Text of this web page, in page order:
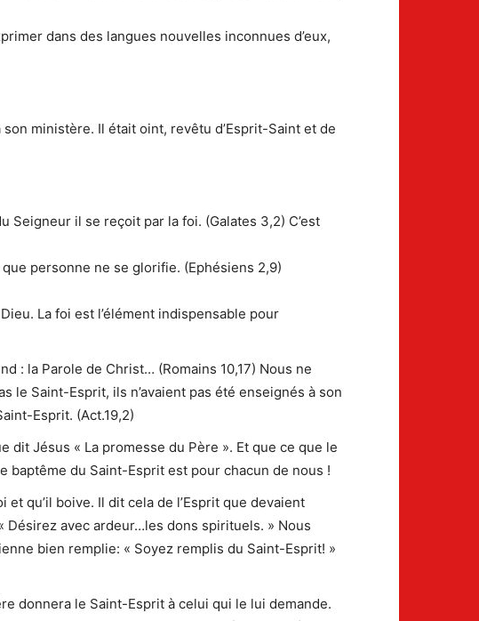
dans des langues nouvelles inconnues d’eux,
ministère. Il était oint, revêtu d’Esprit-Saint et de
Seigneur il se reçoit par la foi. (Galates 3,2) C’est
personne ne se glorifie. (Ephésiens 2,9)
La foi est l’élément indispensable pour
: la Parole de Christ… (Romains 10,17) Nous ne
le Saint-Esprit, ils n’avaient pas été enseignés à son
Esprit. (Act.19,2)
dit Jésus « La promesse du Père ». Et que ce que le
baptême du Saint-Esprit est pour chacun de nous !
et qu’il boive. Il dit cela de l’Esprit que devaient
Désirez avec ardeur…les dons spirituels. » Nous
bien remplie: « Soyez remplis du Saint-Esprit! »
donnera le Saint-Esprit à celui qui le lui demande.